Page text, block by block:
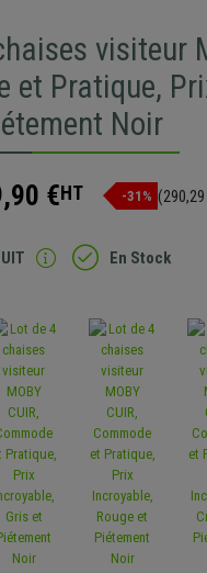
visiteur
et Pratique,
Noir
€HT -31%
En Stock